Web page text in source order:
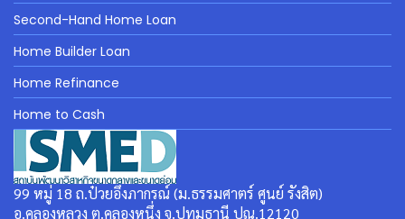
Second-Hand Home Loan
Home Builder Loan
Home Refinance
Home to Cash
99 หมู่ 18 ถ.ป๋วยอึ๊งภากรณ์ (ม.ธรรมศาตร์ ศูนย์ รังสิต)
อ.คลองหลวง ต.คลองหนึ่ง จ.ปทุมธานี ปณ.12120